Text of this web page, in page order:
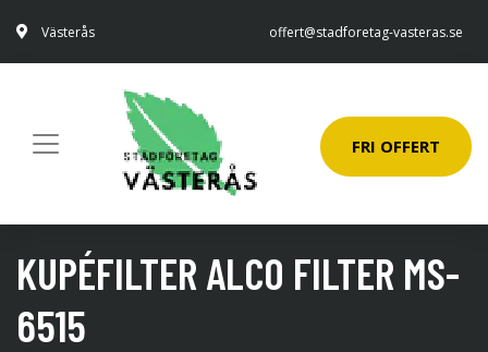
Västerås offert@stadforetag-vasteras.se
FRI OFFERT
KUPÉFILTER ALCO FILTER MS-
6515